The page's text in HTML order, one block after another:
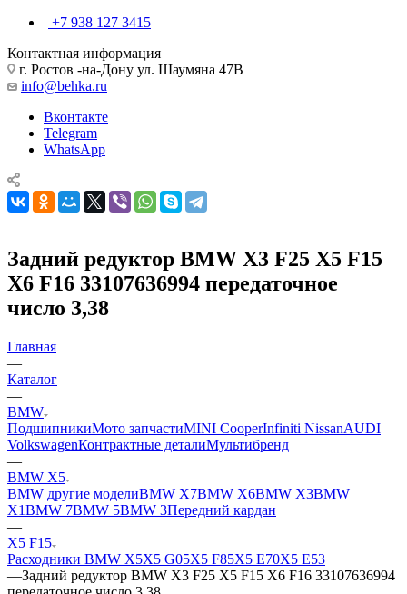
+7 938 127 3415
Контактная информация
г. Ростов -на-Дону ул. Шаумяна 47В
info@behka.ru
Вконтакте
Telegram
WhatsApp
Задний редуктор BMW X3 F25 X5 F15
X6 F16 33107636994 передаточное
число 3,38
Главная
—
Каталог
—
BMW
ПодшипникиМото запчастиMINI CooperInfiniti NissanAUDI
VolkswagenКонтрактные деталиМультибренд
—
BMW X5
BMW другие моделиBMW X7BMW X6BMW X3BMW
X1BMW 7BMW 5BMW 3Передний кардан
—
X5 F15
Расходники BMW X5X5 G05X5 F85X5 E70X5 E53
—Задний редуктор BMW X3 F25 X5 F15 X6 F16 33107636994